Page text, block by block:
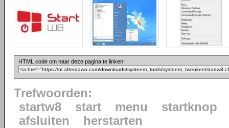
HTML code om naar deze pagina te linken:
Trefwoorden:
startw8
start menu
startknop
afsluiten
herstarten